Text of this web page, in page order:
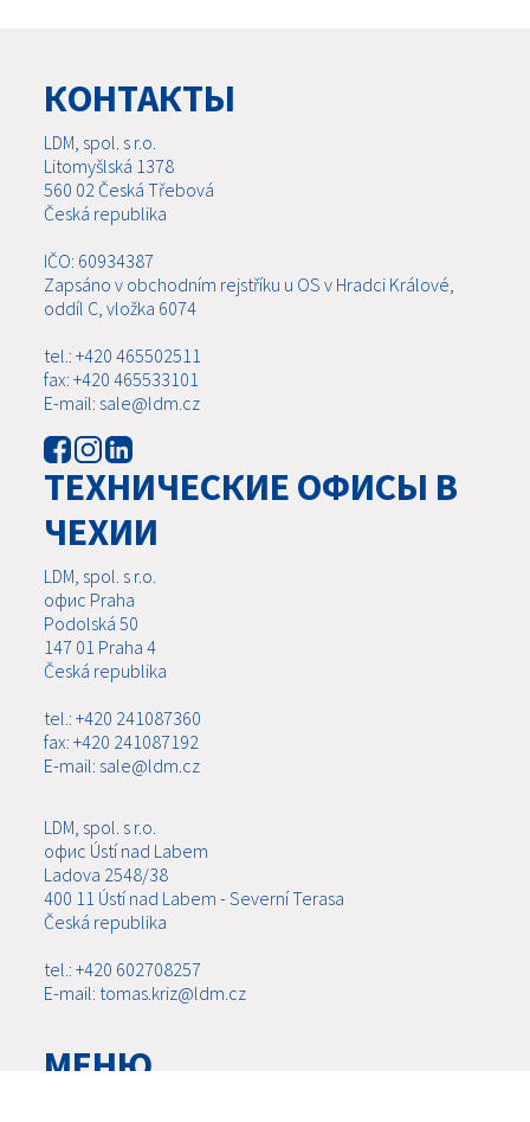
КОНТАКТЫ
LDM, spol. s r.o.
Litomyšlská 1378
560 02 Česká Třebová
Česká republika
IČO: 60934387
Zapsáno v obchodním rejstříku u OS v Hradci Králové,
oddíl C, vložka 6074
tel.: +420 465502511
fax: +420 465533101
E-mail: sale@ldm.cz
ТЕХНИЧЕСКИЕ ОФИСЫ В
ЧЕХИИ
LDM, spol. s r.o.
офис Praha
Podolská 50
147 01 Praha 4
Česká republika
tel.: +420 241087360
fax: +420 241087192
E-mail: sale@ldm.cz
LDM, spol. s r.o.
офис Ústí nad Labem
Ladova 2548/38
400 11 Ústí nad Labem - Severní Terasa
Česká republika
tel.: +420 602708257
E-mail: tomas.kriz@ldm.cz
МЕНЮ